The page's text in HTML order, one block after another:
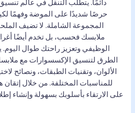
حرصًا شديدًا على الموضة وفهمًا
المجموعة الشاملة. لا تضيف
ملابسك فحسب، بل تخدم أيضًا
الوظيفي وتعزيز راحتك طوال
الطرق لتنسيق الإكسسوارات مع
الألوان، وتقنيات الطبقات، ونصائح
للمناسبات المختلفة. من خلال إتقان
على الارتقاء بأسلوبك بسهولة وإنشاء